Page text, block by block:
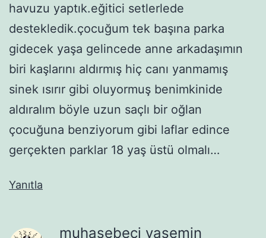
havuzu yaptık.eğitici setlerlede
destekledik.çocuğum tek başına parka
gidecek yaşa gelincede anne arkadaşımın
biri kaşlarını aldırmış hiç canı yanmamış
sinek ısırır gibi oluyormuş benimkinide
aldıralım böyle uzun saçlı bir oğlan
çocuğuna benziyorum gibi laflar edince
gerçekten parklar 18 yaş üstü olmalı…
Yanıtla
muhasebeci yasemin